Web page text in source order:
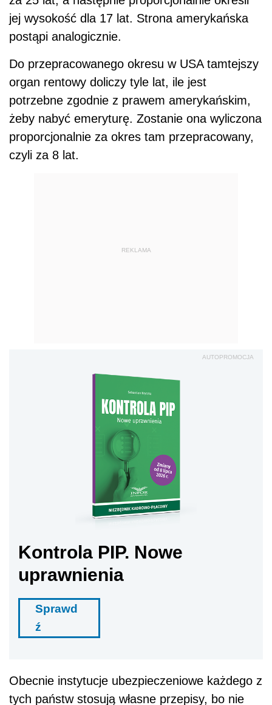
jej wysokość dla 17 lat. Strona amerykańska
postąpi analogicznie.
Do przepracowanego okresu w USA tamtejszy
organ rentowy doliczy tyle lat, ile jest
potrzebne zgodnie z prawem amerykańskim,
żeby nabyć emeryturę. Zostanie ona wyliczona
proporcjonalnie za okres tam przepracowany,
czyli za 8 lat.
REKLAMA
AUTOPROMOCJA
Kontrola PIP. Nowe
uprawnienia
Sprawd
ź
Obecnie instytucje ubezpieczeniowe każdego z
tych państw stosują własne przepisy, bo nie